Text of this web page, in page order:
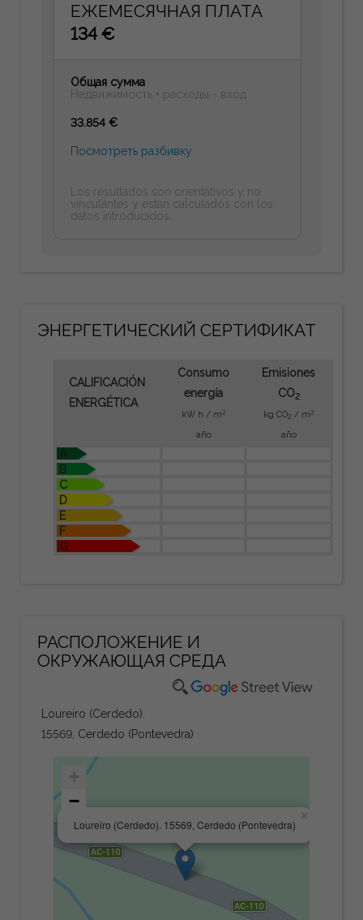
ЕЖЕМЕСЯЧНАЯ ПЛАТА
134 €
Общая сумма
Недвижимость + расходы - вход
33.854 €
Посмотреть разбивку
Los resultados son orientativos y no
vinculantes y estan calculados con los
datos introducidos.
ЭНЕРГЕТИЧЕСКИЙ СЕРТИФИКАТ
CALIFICACIÓN
ENERGÉTICA
Consumo
energía
kW h / m 2
año
Emisiones
CO2
kg CO2 / m 2
año
A
B
C
D
E
F
G
РАСПОЛОЖЕНИЕ И
ОКРУЖАЮЩАЯ СРЕДА
Loureiro (Cerdedo).
15569, Cerdedo (Pontevedra)
Loureiro (Cerdedo). 15569, Cerdedo (Pontevedra)
×
−